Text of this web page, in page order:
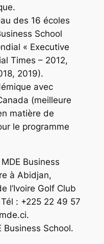
des 16 écoles
School
« Executive
Times – 2012,
2019).
avec
(meilleure
matière de
le programme
Business
à Abidjan,
l’Ivoire Golf Club
: +225 22 49 57
School.